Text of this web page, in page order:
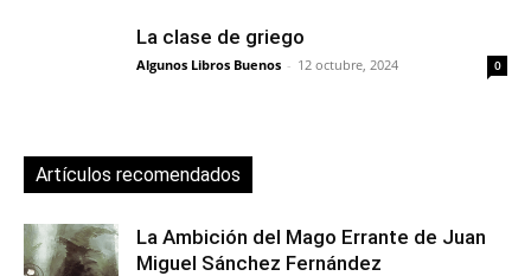
La clase de griego
Algunos Libros Buenos - 12 octubre, 2024 0
Artículos recomendados
La Ambición del Mago Errante de Juan
Miguel Sánchez Fernández